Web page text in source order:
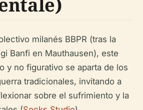
milanés BBPR (tras la
Banfi en Mauthausen), este
y no figurativo se aparta de los
tradicionales, invitando a
sobre el sufrimiento y la